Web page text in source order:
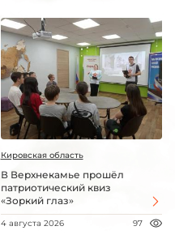
Кировская область
В Верхнекамье прошёл
патриотический квиз
«Зоркий глаз»
4 августа 2026 97